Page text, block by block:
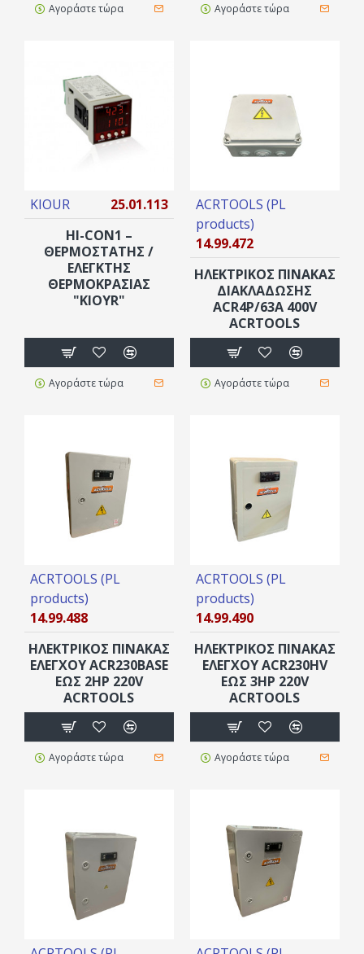
Αγοράστε τώρα Αγοράστε τώρα
KIOUR
25.01.113
HI-CON1 –
ΘΕΡΜΟΣΤΑΤΗΣ /
ΕΛΕΓΚΤΗΣ
ΘΕΡΜΟΚΡΑΣΙΑΣ
"ΚΙΟΥR"
Αγοράστε τώρα
ACRTOOLS (PL
products)
14.99.472
HΛEKΤΡΙΚΟΣ ΠINΑΚΑΣ
ΔΙΑΚΛΑΔΩΣΗΣ
ACR4P/63A 400V
ACRTOOLS
Αγοράστε τώρα
ACRTOOLS (PL
products)
14.99.488
HΛEKΤΡΙΚΟΣ ΠINΑΚΑΣ
ΕΛΕΓΧΟΥ ACR230BASE
ΈΩΣ 2ΗΡ 220V
ACRTOOLS
Αγοράστε τώρα
ACRTOOLS (PL
products)
14.99.490
HΛEKΤΡΙΚΟΣ ΠINΑΚΑΣ
ΕΛΕΓΧΟΥ ACR230HV
ΈΩΣ 3ΗΡ 220V
ACRTOOLS
Αγοράστε τώρα